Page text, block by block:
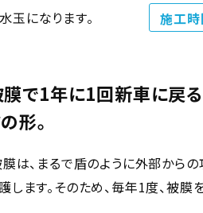
玉になります。 施工時
で1年に1回新車に戻る
形。
は、まるで盾のように外部から
ます。そのため、毎年1度、被膜